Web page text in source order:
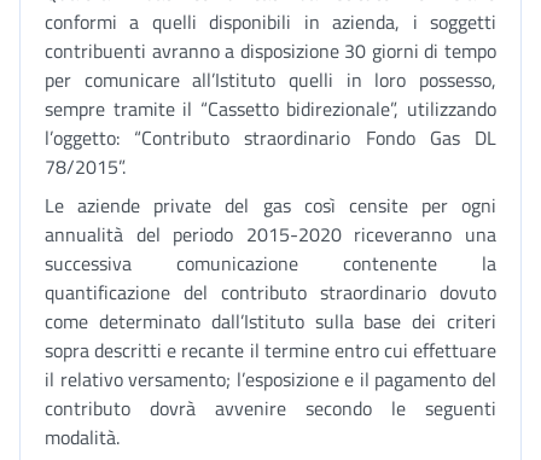
conformi a quelli disponibili in azienda, i soggetti
contribuenti avranno a disposizione 30 giorni di tempo
per comunicare all’Istituto quelli in loro possesso,
sempre tramite il “Cassetto bidirezionale”, utilizzando
l’oggetto: “Contributo straordinario Fondo Gas DL
78/2015”.
Le aziende private del gas così censite per ogni
annualità del periodo 2015-2020 riceveranno una
successiva comunicazione contenente la
quantificazione del contributo straordinario dovuto
come determinato dall’Istituto sulla base dei criteri
sopra descritti e recante il termine entro cui effettuare
il relativo versamento; l’esposizione e il pagamento del
contributo dovrà avvenire secondo le seguenti
modalità.